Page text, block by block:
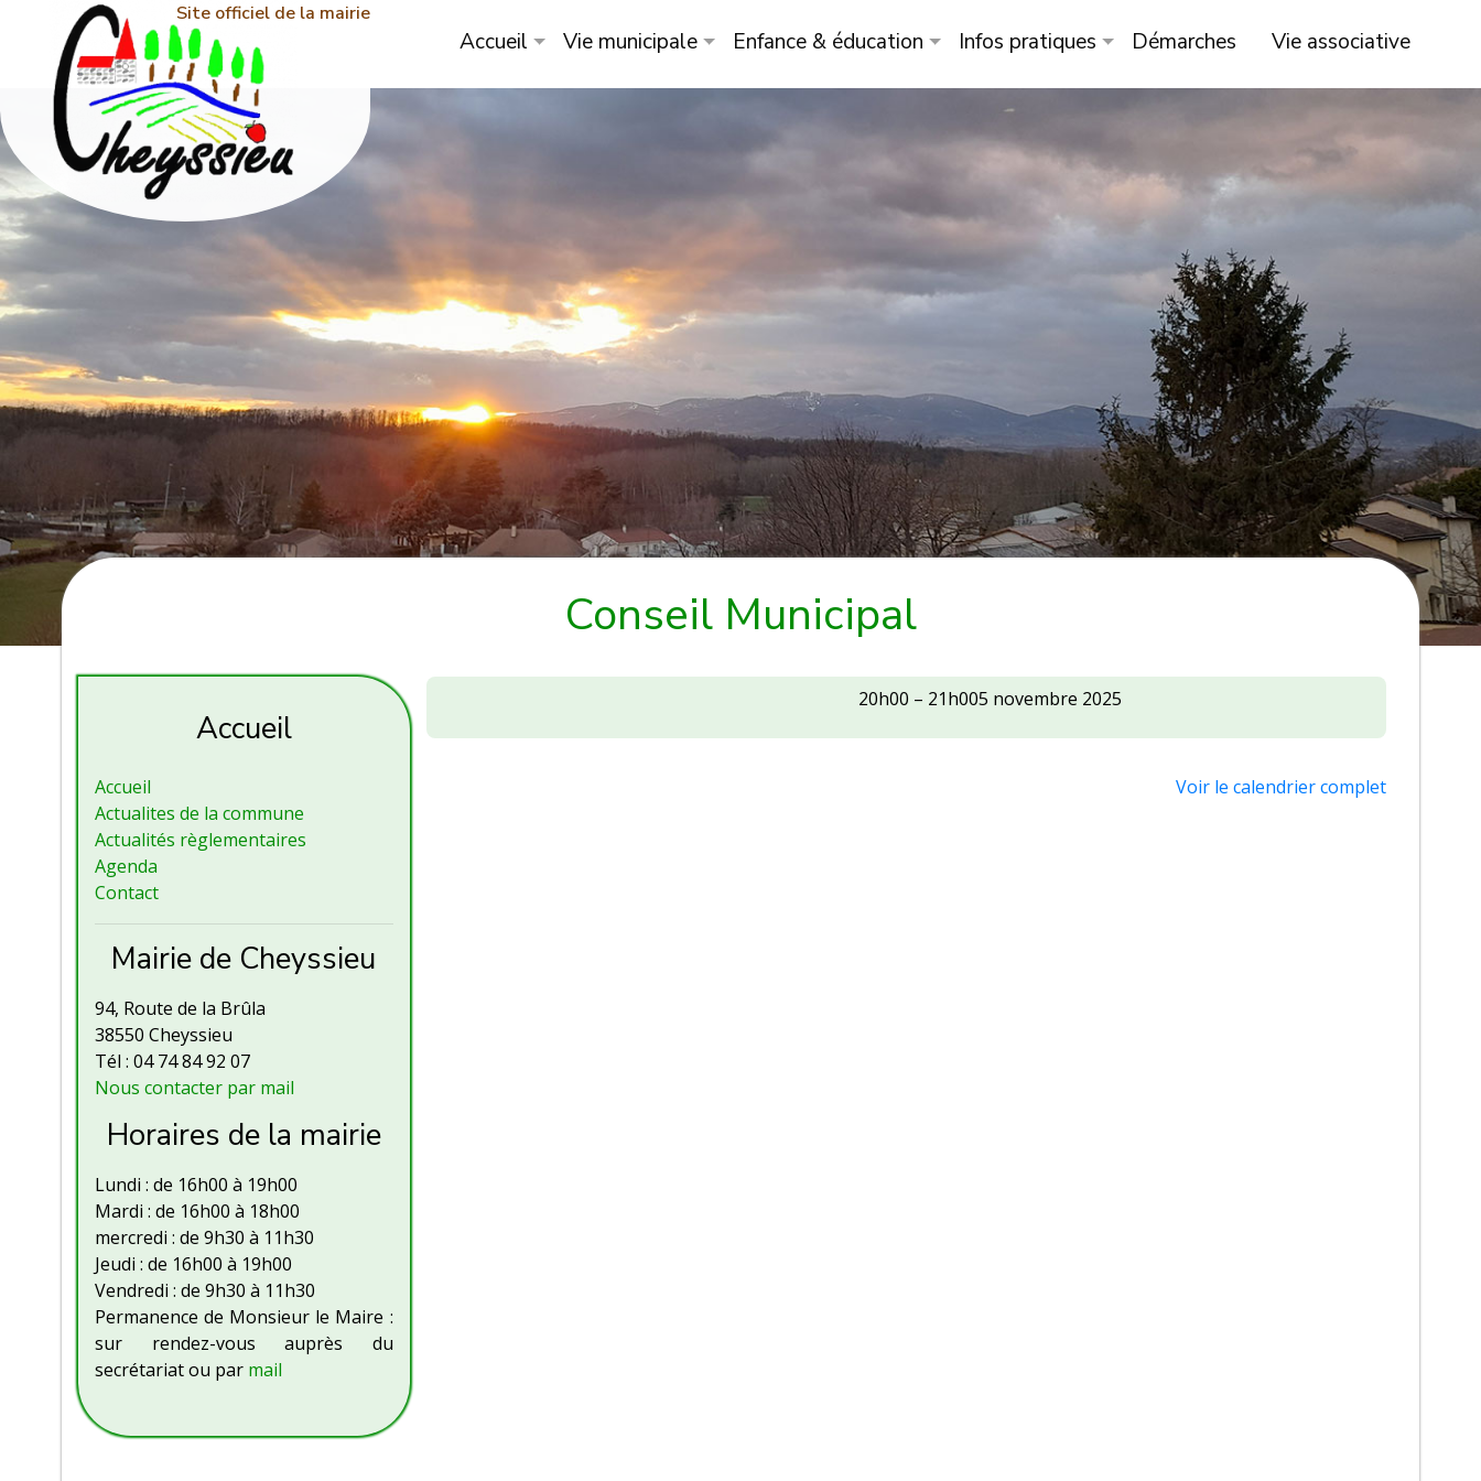
Site officiel de la mairie
Accueil Vie municipale Enfance & éducation Infos pratiques Démarches Vie associative
Conseil Municipal
Accueil
Accueil
Actualites de la commune
Actualités règlementaires
Agenda
Contact
Mairie de Cheyssieu
94, Route de la Brûla
38550 Cheyssieu
Tél : 04 74 84 92 07
Nous contacter par mail
Horaires de la mairie
Lundi : de 16h00 à 19h00
Mardi : de 16h00 à 18h00
mercredi : de 9h30 à 11h30
Jeudi : de 16h00 à 19h00
Vendredi : de 9h30 à 11h30
Permanence de Monsieur le Maire :
sur rendez-vous auprès du
secrétariat ou par mail
Conseil
20h00 – 21h005 novembre 2025
Voir le calendrier complet